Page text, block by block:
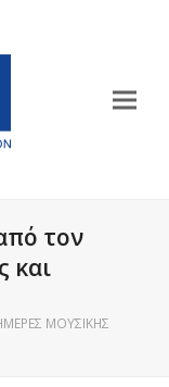
τον
και
ΜΟΥΣΙΚΗΣ